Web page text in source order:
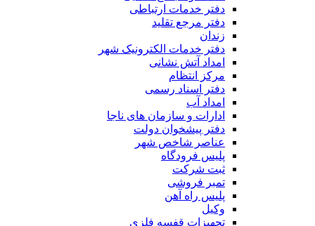
دفتر خدمات ارتباطی
دفتر مرجع تقلید
زندان
دفتر خدمات الکترونیک شهر
امداد آتش نشانی
مرکز انتظام
دفتر اسناد رسمی
امداد آب
ادارات و سازمان های ناجا
دفتر پیشخوان دولت
عناصر شاخص شهر
پلیس فرودگاه
ثبت شرکت
تمبر فروشی
پلیس راه آهن
وکیل
تجهیزات قفسه فلزی